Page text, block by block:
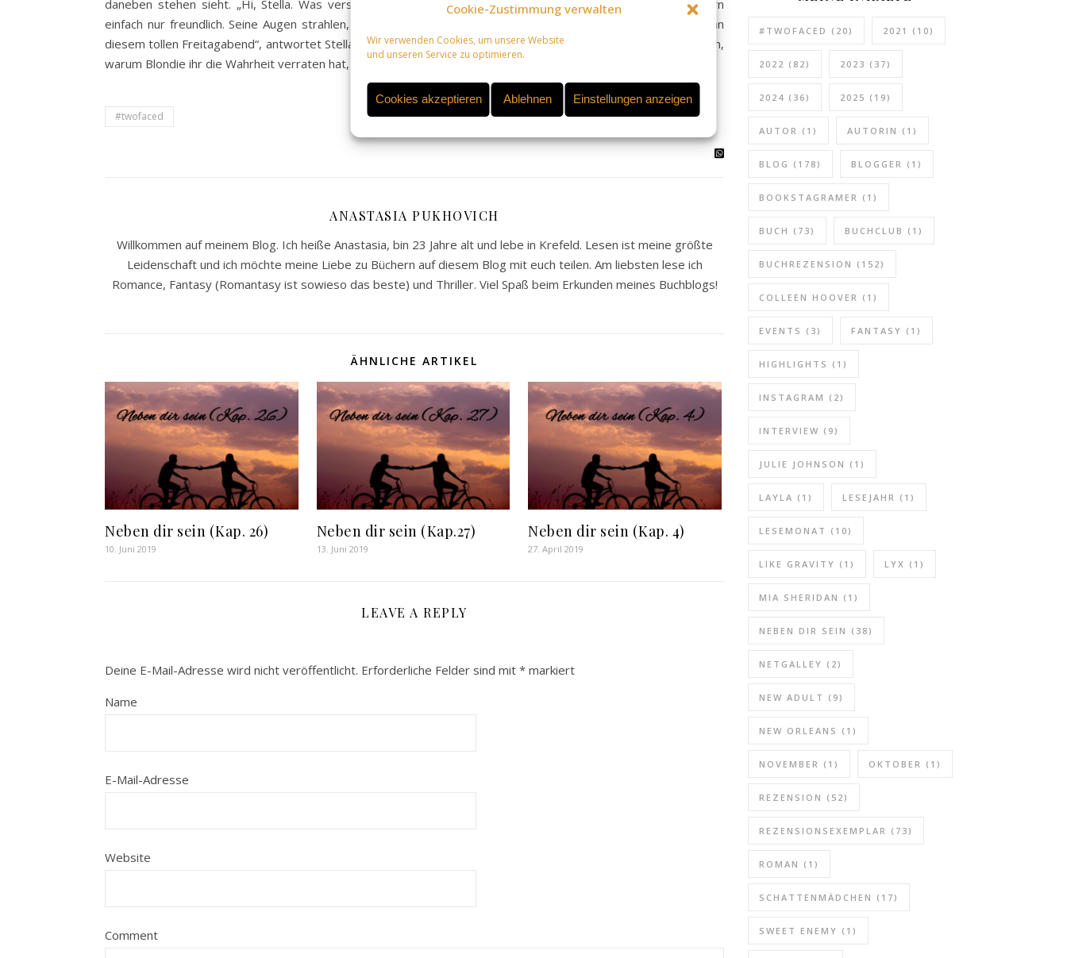
Cookie-Zustimmung verwalten
Wir verwenden Cookies, um unsere Website
und unseren Service zu optimieren.
Cookies akzeptieren Ablehnen Einstellungen anzeigen
daneben stehen sieht. „Hi, Stella. Was verschafft mir die Ehre?“ Sein Tonfall klingt nicht sarkastisch, sondern
einfach nur freundlich. Seine Augen strahlen, während er sie breit angrinst. „Ich wollte einfach nur ausgehen an
diesem tollen Freitagabend“, antwortet Stella und schenkt Leo ebenfalls ein breites Grinsen. Milena wundert sich,
warum Blondie ihr die Wahrheit verraten hat, während sie Leo diese offensichtlich verschweigt.
#twofaced
ANASTASIA PUKHOVICH
Willkommen auf meinem Blog. Ich heiße Anastasia, bin 23 Jahre alt und lebe in Krefeld. Lesen ist meine größte
Leidenschaft und ich möchte meine Liebe zu Büchern auf diesem Blog mit euch teilen. Am liebsten lese ich
Romance, Fantasy (Romantasy ist sowieso das beste) und Thriller. Viel Spaß beim Erkunden meines Buchblogs!
ÄHNLICHE ARTIKEL
Neben dir sein (Kap. 26)
10. Juni 2019
Neben dir sein (Kap.27)
13. Juni 2019
Neben dir sein (Kap. 4)
27. April 2019
LEAVE A REPLY
Deine E-Mail-Adresse wird nicht veröffentlicht. Erforderliche Felder sind mit * markiert
Name
E-Mail-Adresse
Website
Comment
#TWOFACED (20) 2021 (10)
2022 (82) 2023 (37)
2024 (36) 2025 (19)
AUTOR (1) AUTORIN (1)
BLOG (178) BLOGGER (1)
BOOKSTAGRAMER (1)
BUCH (73) BUCHCLUB (1)
BUCHREZENSION (152)
COLLEEN HOOVER (1)
EVENTS (3) FANTASY (1)
HIGHLIGHTS (1)
INSTAGRAM (2)
INTERVIEW (9)
JULIE JOHNSON (1)
LAYLA (1) LESEJAHR (1)
LESEMONAT (10)
LIKE GRAVITY (1) LYX (1)
MIA SHERIDAN (1)
NEBEN DIR SEIN (38)
NETGALLEY (2)
NEW ADULT (9)
NEW ORLEANS (1)
NOVEMBER (1) OKTOBER (1)
REZENSION (52)
REZENSIONSEXEMPLAR (73)
ROMAN (1)
SCHATTENMÄDCHEN (17)
SWEET ENEMY (1)